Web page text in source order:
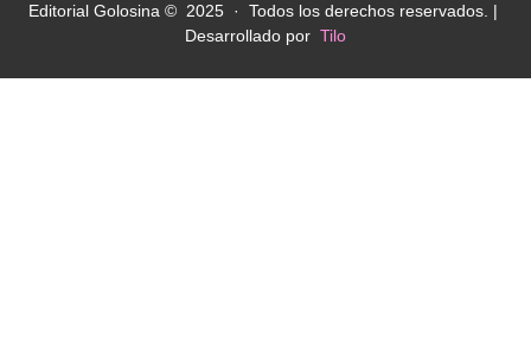
Editorial Golosina © 2025 · Todos los derechos reservados. |
Desarrollado por Tilo